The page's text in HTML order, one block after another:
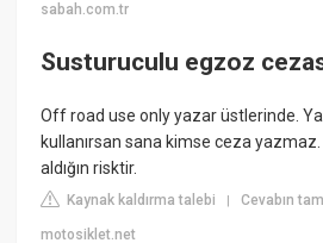
sabah.com.tr
Susturuculu egzoz
Off road use only yazar üstlerinde.
kullanırsan sana kimse ceza
aldığın risktir.
Kaynak kaldırma talebi |Cevabın
motosiklet.net